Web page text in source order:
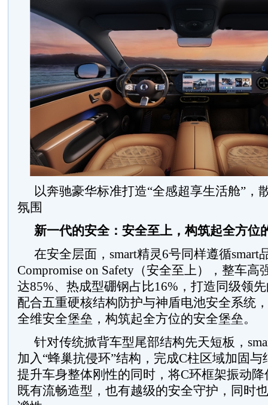
以奔驰豪华标准打造“全感超享生活舱”，
氛围
新一代的安全：安全至上，构筑起全方位
在安全层面，smart精灵6号同样遵循
Compromise on Safety（安全至上），整车高
达85%、热成型硼钢占比16%，打造同级领
配合五重硬核结构防护与神盾电池安全系统
全维安全堡垒，构筑起全方位的安全堡垒。
针对传统掀背车型尾部结构先天短板，
加入“蜂巢抗侵环”结构，完成C柱区域加固
提升车身整体刚性的同时，将C环框架振动降
既有流畅造型，也有越级的安全守护，同时